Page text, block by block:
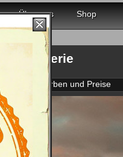
Über uns Shop
Farben und Preise